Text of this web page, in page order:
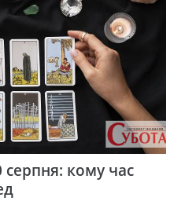
серпня: кому час